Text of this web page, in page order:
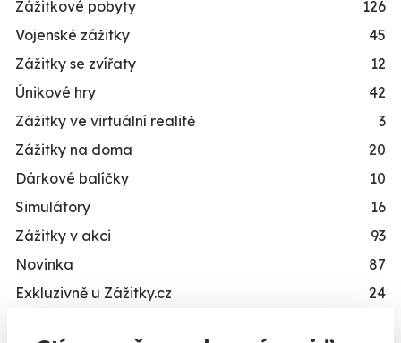
Zážitkové pobyty
126
Vojenské zážitky
45
Zážitky se zvířaty
12
Únikové hry
42
Zážitky ve virtuální realitě
3
Zážitky na doma
20
Dárkové balíčky
10
Simulátory
16
Zážitky v akci
93
Novinka
87
Exkluzivně u Zážitky.cz
24